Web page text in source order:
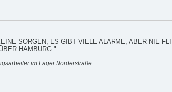
SORGEN, ES GIBT VIELE ALARME, ABER NIE
HAMBURG."
im Lager Norderstraße